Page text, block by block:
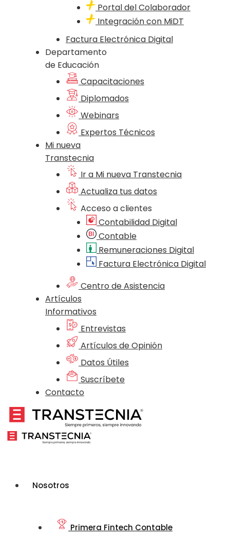
Portal del Colaborador
Integración con MiDT
Factura Electrónica Digital
Departamento
de Educación
Capacitaciones
Diplomados
Webinars
Expertos Técnicos
Mi nueva
Transtecnia
Ir a Mi nueva Transtecnia
Actualiza tus datos
Acceso a clientes
Contabilidad Digital
Contable
Remuneraciones Digital
Factura Electrónica Digital
Centro de Asistencia
Artículos
Informativos
Entrevistas
Artículos de Opinión
Datos Útiles
Suscríbete
Contacto
Nosotros
Primera Fintech Contable